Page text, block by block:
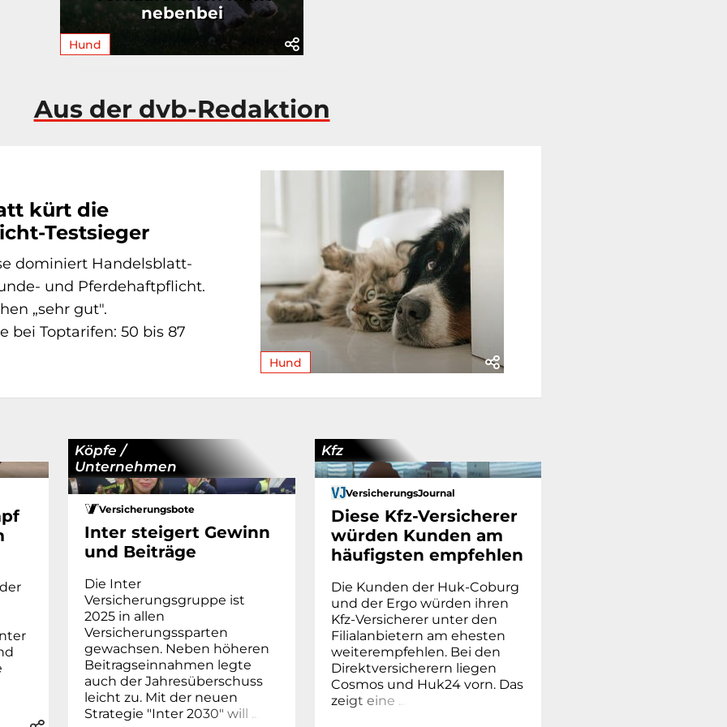
nebenbei
Hund
Aus der dvb-Redaktion
Hund
kürt die
Testsieger
dominiert Handelsblatt-
und Pferdehaftpflicht.
„sehr gut".
bei Toptarifen: 50 bis 87
Köpfe /
Unternehmen
Versicherungsbote
Inter steigert Gewinn
und Beiträge
Die Inter
Versicherungsgruppe ist
2025 in allen
Versicherungssparten
gewachsen. Neben höheren
Beitragseinnahmen legte
auch der Jahresüberschuss
leicht zu. Mit der neuen
Strategie "Inter 2030" will ..
Kfz
VersicherungsJournal
Diese Kfz-Versicherer
würden Kunden am
häufigsten empfehlen
Die Kunden der Huk-Coburg
und der Ergo würden ihren
Kfz-Versicherer unter den
Filialanbietern am ehesten
weiterempfehlen. Bei den
Direktversicherern liegen
Cosmos und Huk24 vorn. Das
zeigt eine ..